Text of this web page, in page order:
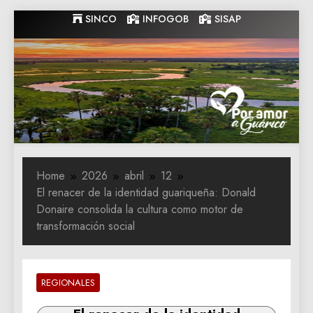
to
content
SINCO INFOGOB SISAP
Gobernacion
de Guarico
Gobernacion de Guarico
Home 2026 abril
12
El renacer de la identidad guariqueña: Donald
Donaire consolida la cultura como motor de
transformación social
REGIONALES